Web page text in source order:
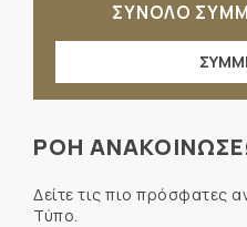
ΣΥΝΟΛΟ
ΡΟΗ
Δείτε τις πιο πρόσφατες
Τύπο.